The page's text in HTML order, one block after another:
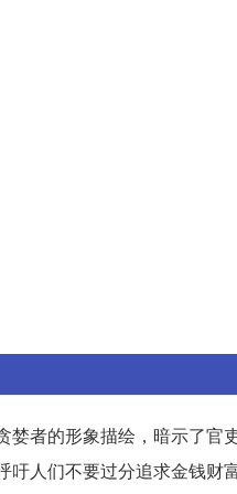
婪者的形象描绘，暗示了
吁人们不要过分追求金钱